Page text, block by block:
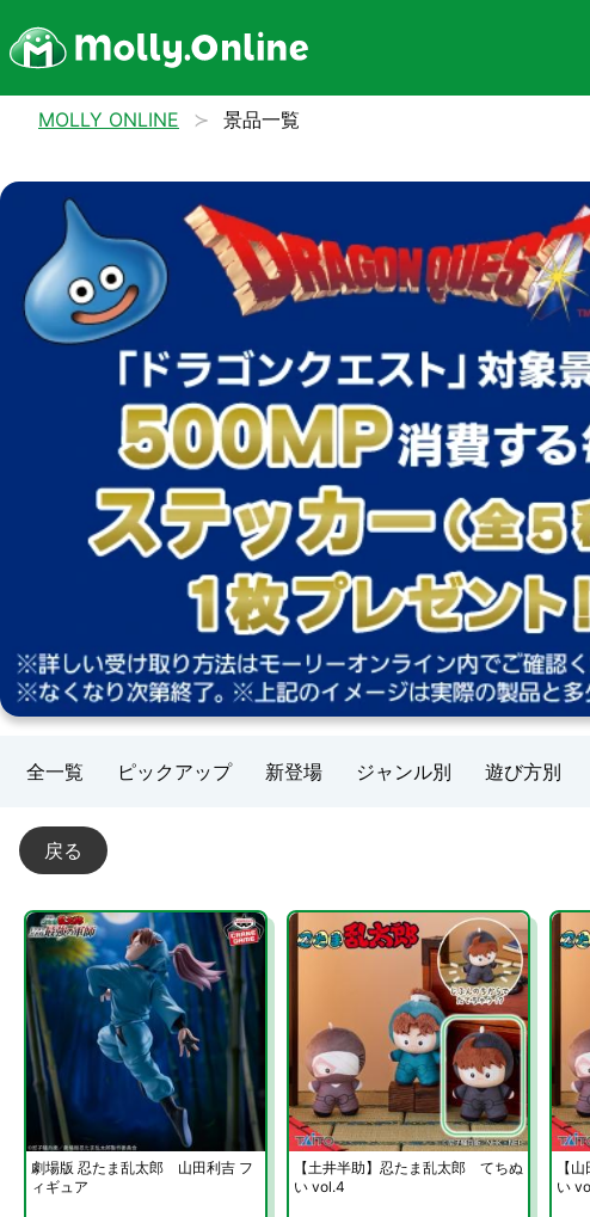
MOLLY ONLINE 景品一覧
全一覧 ピックアップ 新登場 ジャンル別 遊び方別
戻る
劇場版 忍たま乱太郎 山田利吉 フ
ィギュア
【土井半助】忍たま乱太郎 てちぬ
い vol.4
【
い